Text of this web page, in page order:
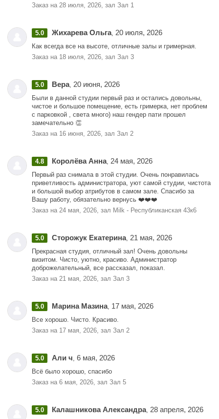
Заказ на 28 июля, 2026, зал Зал 1
5.0 Жихарева Ольга, 20 июля, 2026
Как всегда все на высоте, отличные залы и гримерная.
Заказ на 18 июля, 2026, зал Зал 3
5.0 Вера, 20 июня, 2026
Были в данной студии первый раз и остались довольны,
чистое и большое помещение, есть гримерка, нет проблем
с парковкой , света много) наш гендер пати прошел
замечательно 👏
Заказ на 16 июня, 2026, зал Зал 2
4.8 Королёва Анна, 24 мая, 2026
Первый раз снимала в этой студии. Очень понравилась
приветливость администратора, уют самой студии, чистота
и большой выбор атрибутов в самом зале. Спасибо за
Вашу работу, обязательно вернусь ❤️❤️❤️
Заказ на 24 мая, 2026, зал Milk - Республиканская 43к6
5.0 Сторожук Екатерина, 21 мая, 2026
Прекрасная студия, отличный зал! Очень довольны
визитом. Чисто, уютно, красиво. Администратор
доброжелательный, все рассказал, показал.
Заказ на 21 мая, 2026, зал Зал 3
5.0 Марина Мазина, 17 мая, 2026
Все хорошо. Чисто. Красиво.
Заказ на 17 мая, 2026, зал Зал 2
5.0 Али ч, 6 мая, 2026
Всё было хорошо, спасибо
Заказ на 6 мая, 2026, зал Зал 5
5.0 Калашникова Александра, 28 апреля, 2026